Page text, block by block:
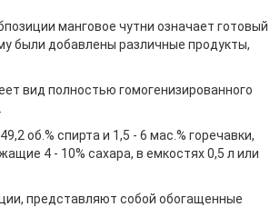
манговое чутни означает готовый
были добавлены различные продукты,
вид полностью гомогенизированного
об.% спирта и 1,5 - 6 мас.% горечавки,
4 - 10% сахара, в емкостях 0,5 л или
представляют собой обогащенные